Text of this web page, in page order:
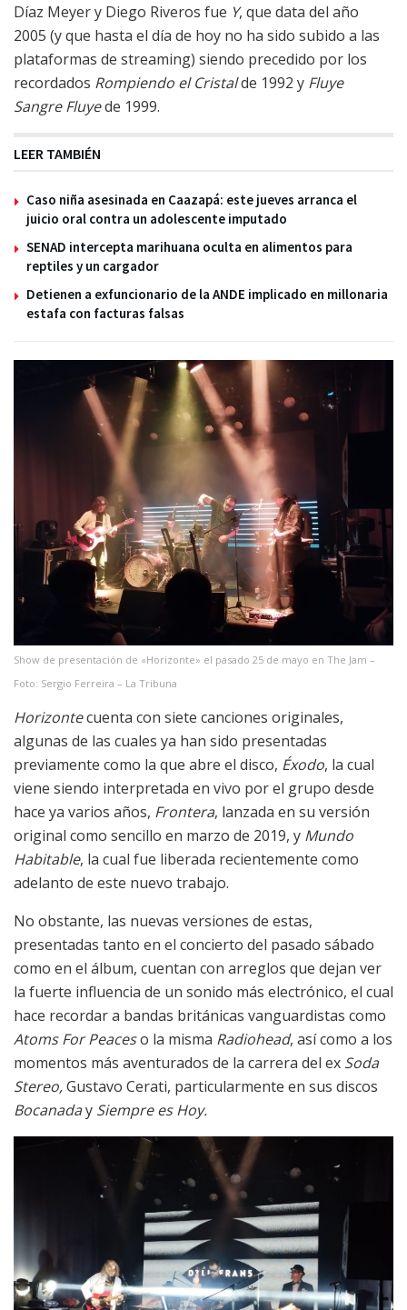
Díaz Meyer y Diego Riveros fue Y, que data del año
2005 (y que hasta el día de hoy no ha sido subido a las
plataformas de streaming) siendo precedido por los
recordados Rompiendo el Cristalde 1992 y Fluye
Sangre Fluyede 1999.
LEER TAMBIÉN
Caso niña asesinada en Caazapá: este jueves arranca el
juicio oral contra un adolescente imputado
SENAD intercepta marihuana oculta en alimentos para
reptiles y un cargador
Detienen a exfuncionario de la ANDE implicado en millonaria
estafa con facturas falsas
Show de presentación de «Horizonte» el pasado 25 de mayo en The Jam –
Foto: Sergio Ferreira – La Tribuna
Horizontecuenta con siete canciones originales,
algunas de las cuales ya han sido presentadas
previamente como la que abre el disco, Éxodo, la cual
viene siendo interpretada en vivo por el grupo desde
hace ya varios años, Frontera, lanzada en su versión
original como sencillo en marzo de 2019, y Mundo
Habitable, la cual fue liberada recientemente como
adelanto de este nuevo trabajo.
No obstante, las nuevas versiones de estas,
presentadas tanto en el concierto del pasado sábado
como en el álbum, cuentan con arreglos que dejan ver
la fuerte influencia de un sonido más electrónico, el cual
hace recordar a bandas británicas vanguardistas como
Atoms For Peaceso la misma Radiohead, así como a los
momentos más aventurados de la carrera del ex Soda
Stereo,Gustavo Cerati, particularmente en sus discos
Bocanaday Siempre es Hoy.